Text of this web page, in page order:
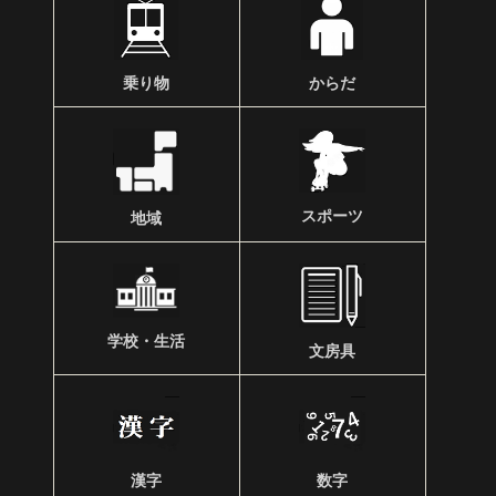
乗り物 からだ
地域 スポーツ
学校・生活
文房具
漢字 数字